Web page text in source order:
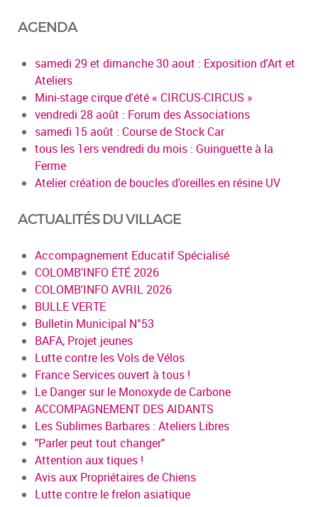
AGENDA
samedi 29 et dimanche 30 aout : Exposition d'Art et
Ateliers
Mini-stage cirque d'été « CIRCUS-CIRCUS »
vendredi 28 août : Forum des Associations
samedi 15 août : Course de Stock Car
tous les 1ers vendredi du mois : Guinguette à la
Ferme
Atelier création de boucles d’oreilles en résine UV
ACTUALITÉS DU VILLAGE
Accompagnement Educatif Spécialisé
COLOMB'INFO ÉTÉ 2026
COLOMB'INFO AVRIL 2026
BULLE VERTE
Bulletin Municipal N°53
BAFA, Projet jeunes
Lutte contre les Vols de Vélos
France Services ouvert à tous !
Le Danger sur le Monoxyde de Carbone
ACCOMPAGNEMENT DES AIDANTS
Les Sublimes Barbares : Ateliers Libres
"Parler peut tout changer"
Attention aux tiques !
Avis aux Propriétaires de Chiens
Lutte contre le frelon asiatique